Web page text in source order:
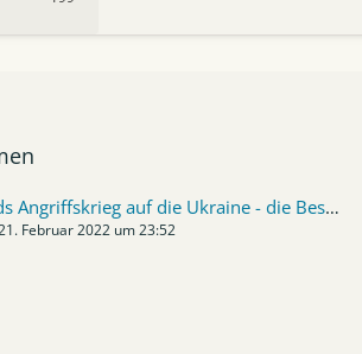
Russlands Angriffskrieg auf die Ukraine - die Besetzung der Ukraine durch Russland in den Jahren 2022 bis 2026
Februar 2022 um 23:52